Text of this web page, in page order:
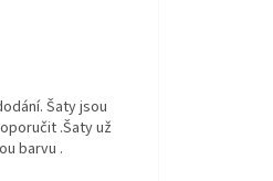
Šaty jsou
.Šaty už
barvu .